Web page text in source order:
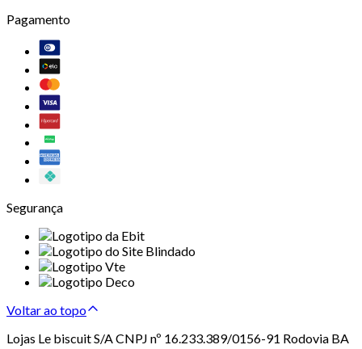
Pagamento
Segurança
Voltar ao topo
Lojas Le biscuit S/A CNPJ nº 16.233.389/0156-91 Rodovia BA